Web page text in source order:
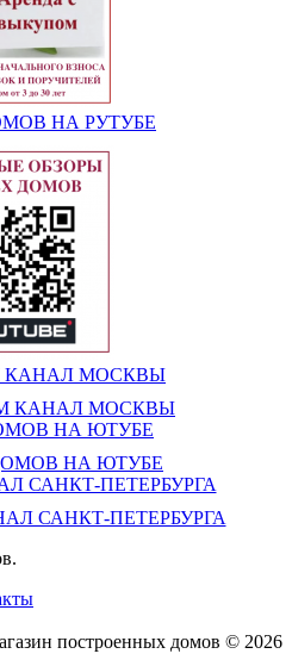
НА РУТУБЕ
КАНАЛ МОСКВЫ
НА ЮТУБЕ
САНКТ-ПЕТЕРБУРГА
построенных домов © 2026